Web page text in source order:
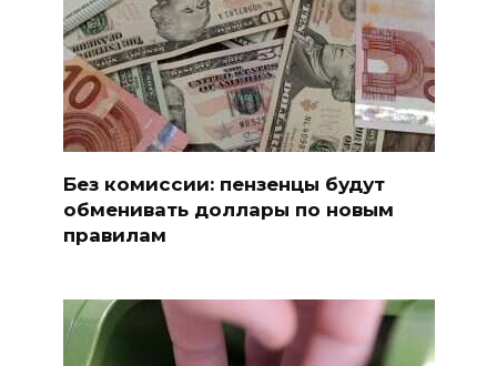
Без комиссии: пензенцы будут
обменивать доллары по новым
правилам